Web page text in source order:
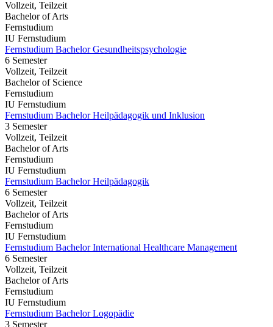
Vollzeit, Teilzeit
Bachelor of Arts
Fernstudium
IU Fernstudium
Fernstudium Bachelor Gesundheitspsychologie
6 Semester
Vollzeit, Teilzeit
Bachelor of Science
Fernstudium
IU Fernstudium
Fernstudium Bachelor Heilpädagogik und Inklusion
3 Semester
Vollzeit, Teilzeit
Bachelor of Arts
Fernstudium
IU Fernstudium
Fernstudium Bachelor Heilpädagogik
6 Semester
Vollzeit, Teilzeit
Bachelor of Arts
Fernstudium
IU Fernstudium
Fernstudium Bachelor International Healthcare Management
6 Semester
Vollzeit, Teilzeit
Bachelor of Arts
Fernstudium
IU Fernstudium
Fernstudium Bachelor Logopädie
3 Semester